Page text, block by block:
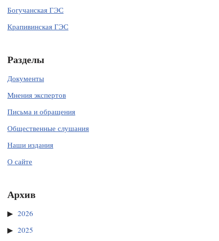
Богучанская ГЭС
Крапивинская ГЭС
Разделы
Документы
Мнения экспертов
Письма и обращения
Общественные слушания
Наши издания
О сайте
Архив
2026
2025